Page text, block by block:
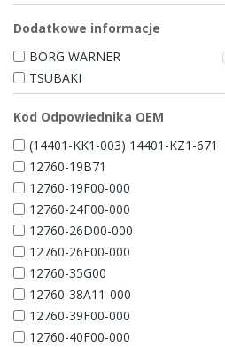
Dodatkowe informacje
BORG WARNER
TSUBAKI
Kod Odpowiednika OEM
(14401-KK1-003) 14401-KZ1-671
12760-19B71
12760-19F00-000
12760-24F00-000
12760-26D00-000
12760-26E00-000
12760-35G00
12760-38A11-000
12760-39F00-000
12760-40F00-000